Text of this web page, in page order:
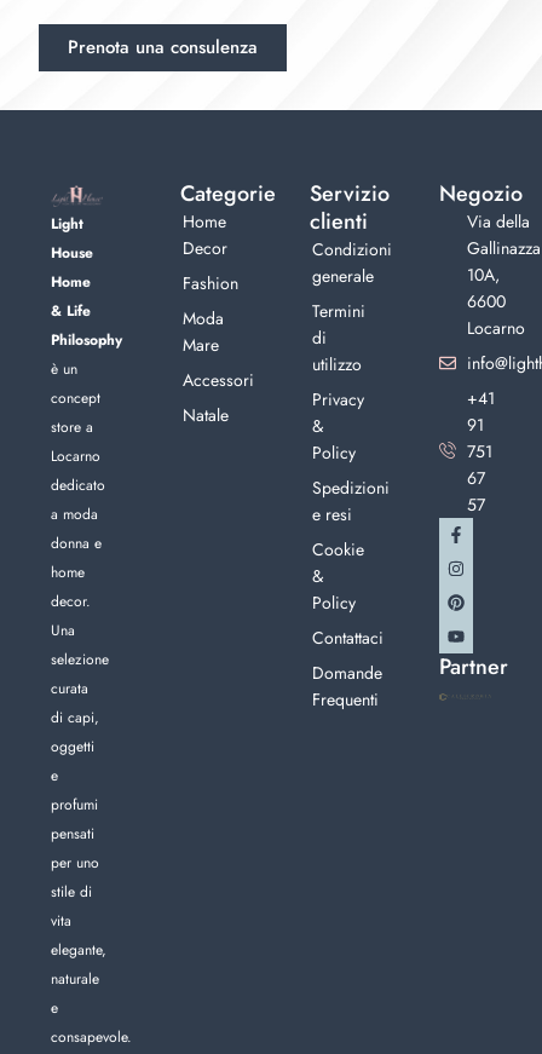
Prenota una consulenza
Light
House
Home
& Life
Philosophy
è un
concept
store a
Locarno
dedicato
a moda
donna e
home
decor.
Una
selezione
curata
di capi,
oggetti
e
profumi
pensati
per uno
stile di
vita
elegante,
naturale
e
consapevole.
Categorie
Home
Decor
Fashion
Moda
Mare
Accessori
Natale
Servizio
clienti
Condizioni
generale
Termini
di
utilizzo
Privacy
&
Policy
Spedizioni
e resi
Cookie
&
Policy
Contattaci
Domande
Frequenti
Negozio
Via della
Gallinazza
10A,
6600
Locarno
+41
91
751
67
57
Partner